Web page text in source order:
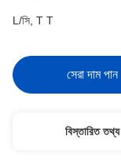
L/সি, T T
সেরা দাম পান
বিস্তারিত তথ্য